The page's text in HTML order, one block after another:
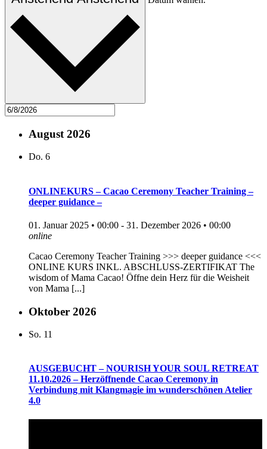
August 2026
Do. 6
ONLINEKURS – Cacao Ceremony Teacher Training –
deeper guidance –
01. Januar 2025 • 00:00 - 31. Dezember 2026 • 00:00
online
Cacao Ceremony Teacher Training >>> deeper guidance <<<
ONLINE KURS INKL. ABSCHLUSS-ZERTIFIKAT The
wisdom of Mama Cacao! Öffne dein Herz für die Weisheit
von Mama [...]
Oktober 2026
So. 11
AUSGEBUCHT – NOURISH YOUR SOUL RETREAT
11.10.2026 – Herzöffnende Cacao Ceremony in
Verbindung mit Klangmagie im wunderschönen Atelier
4.0